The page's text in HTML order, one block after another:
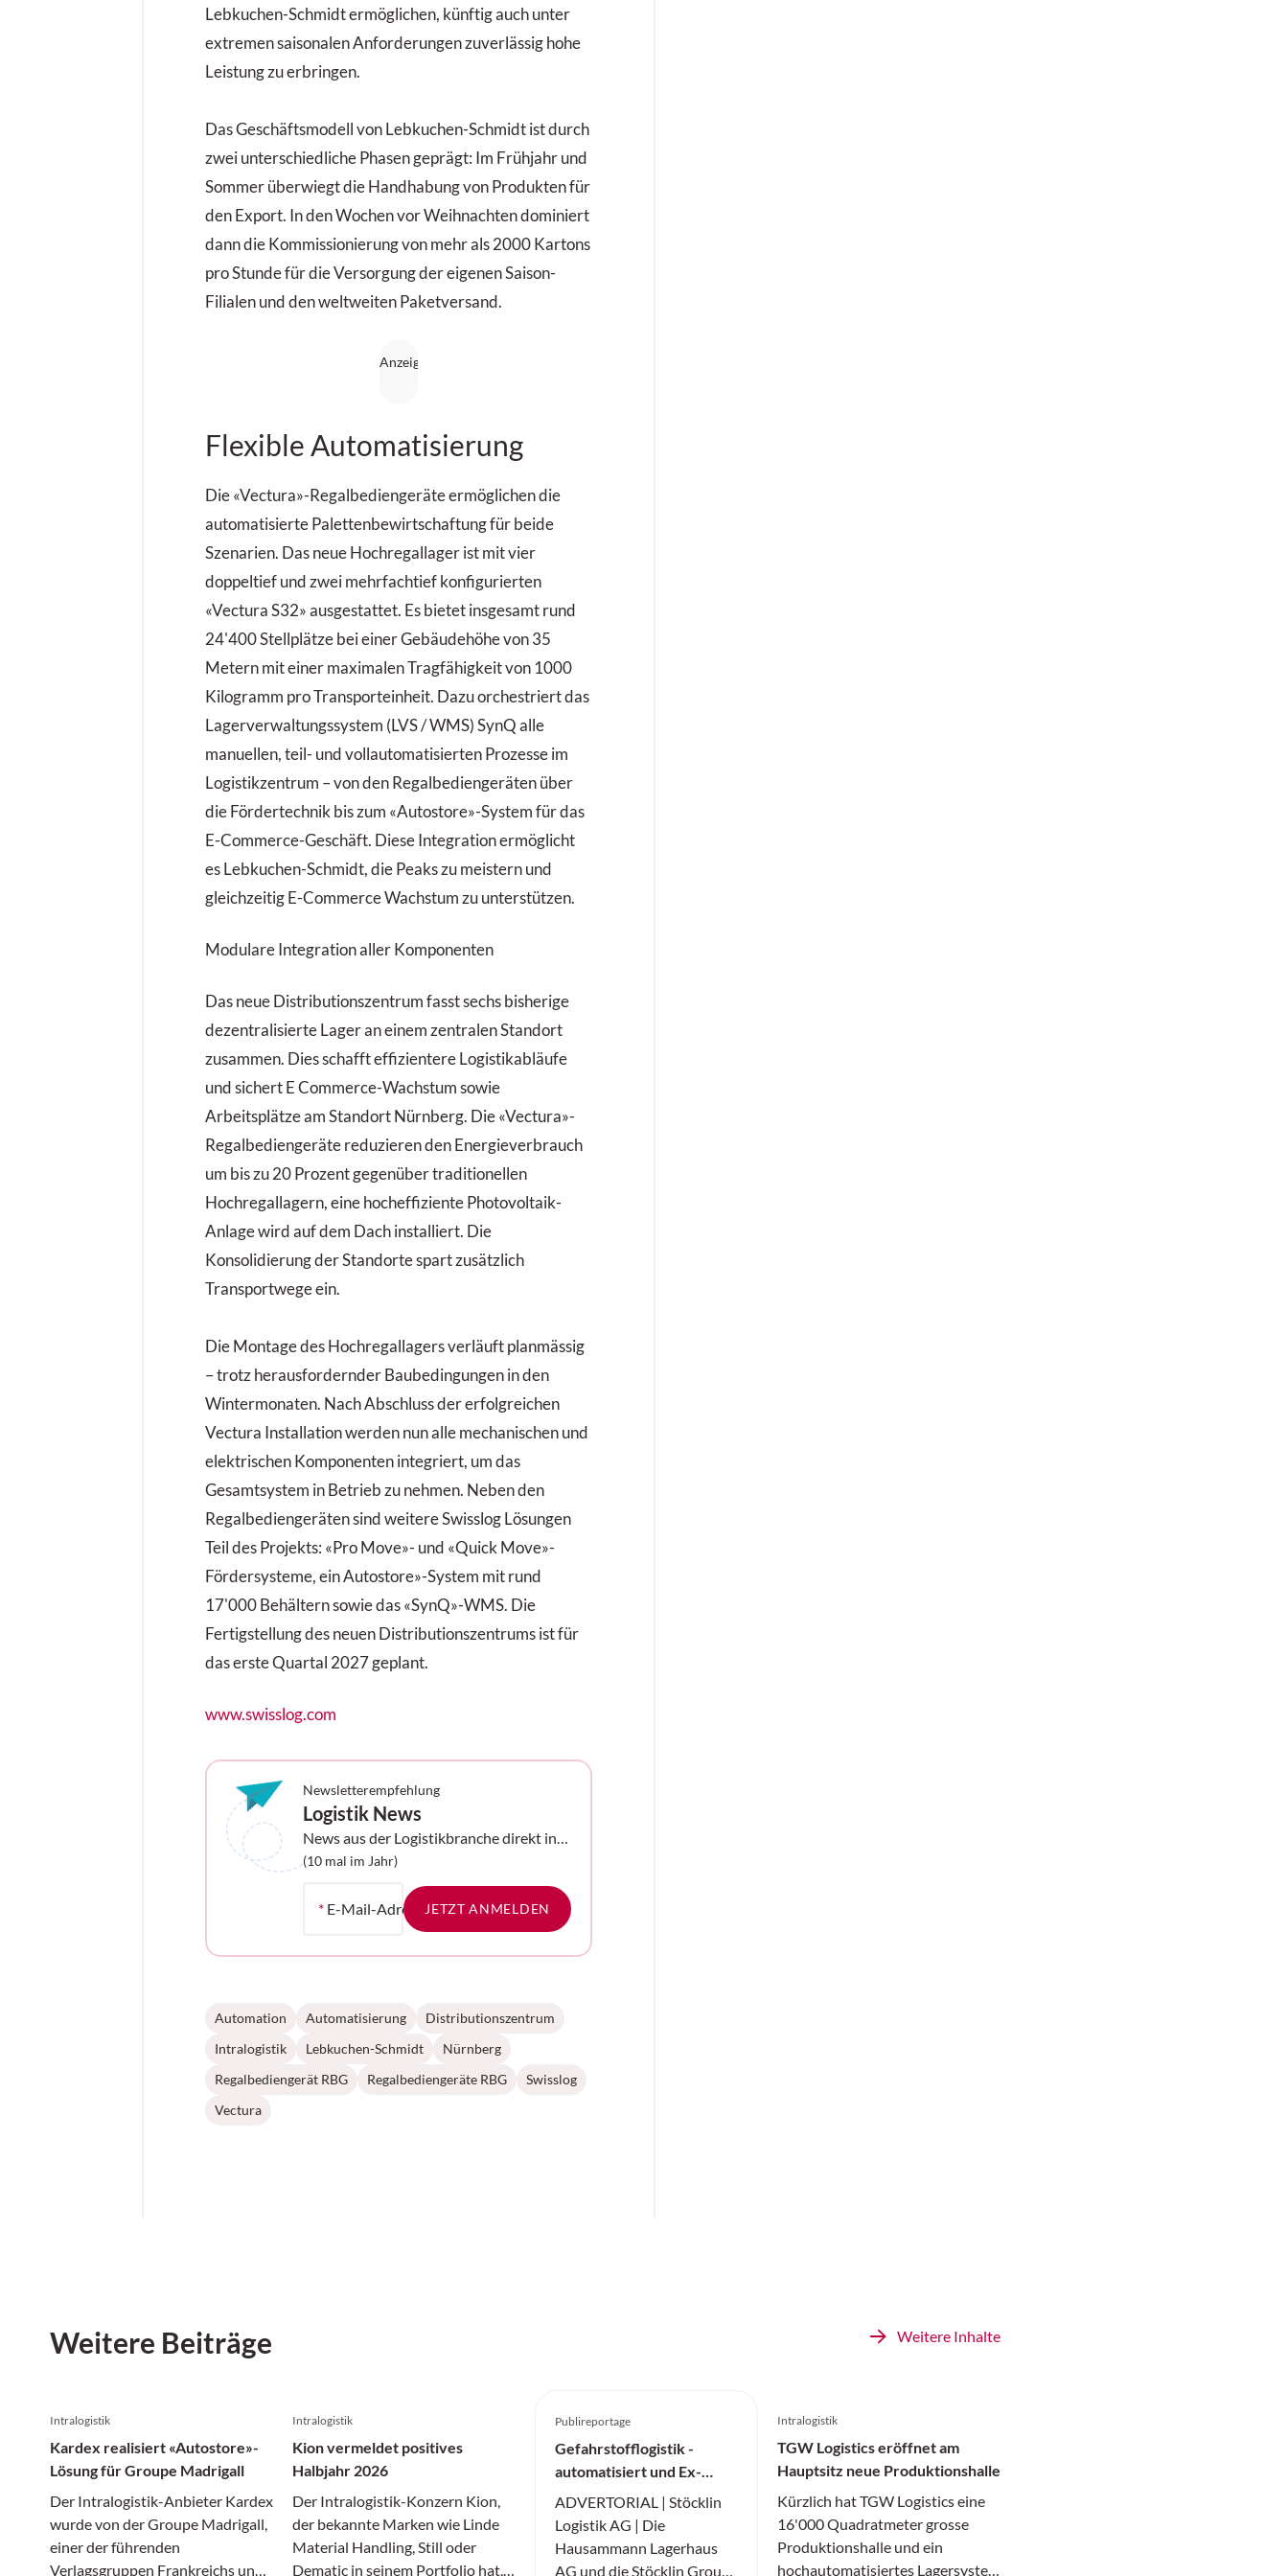
Lebkuchen-Schmidt ermöglichen, künftig auch unter
extremen saisonalen Anforderungen zuverlässig hohe
Leistung zu erbringen.
Das Geschäftsmodell von Lebkuchen-Schmidt ist durch
zwei unterschiedliche Phasen geprägt: Im Frühjahr und
Sommer überwiegt die Handhabung von Produkten für
den Export. In den Wochen vor Weihnachten dominiert
dann die Kommissionierung von mehr als 2000 Kartons
pro Stunde für die Versorgung der eigenen Saison-
Filialen und den weltweiten Paketversand.
Flexible Automatisierung
Die «Vectura»-Regalbediengeräte ermöglichen die
automatisierte Palettenbewirtschaftung für beide
Szenarien. Das neue Hochregallager ist mit vier
doppeltief und zwei mehrfachtief konfigurierten
«Vectura S32» ausgestattet. Es bietet insgesamt rund
24'400 Stellplätze bei einer Gebäudehöhe von 35
Metern mit einer maximalen Tragfähigkeit von 1000
Kilogramm pro Transporteinheit. Dazu orchestriert das
Lagerverwaltungssystem (LVS / WMS) SynQ alle
manuellen, teil- und vollautomatisierten Prozesse im
Logistikzentrum – von den Regalbediengeräten über
die Fördertechnik bis zum «Autostore»-System für das
E-Commerce-Geschäft. Diese Integration ermöglicht
es Lebkuchen-Schmidt, die Peaks zu meistern und
gleichzeitig E-Commerce Wachstum zu unterstützen.
Modulare Integration aller Komponenten
Das neue Distributionszentrum fasst sechs bisherige
dezentralisierte Lager an einem zentralen Standort
zusammen. Dies schafft effizientere Logistikabläufe
und sichert E Commerce-Wachstum sowie
Arbeitsplätze am Standort Nürnberg. Die «Vectura»-
Regalbediengeräte reduzieren den Energieverbrauch
um bis zu 20 Prozent gegenüber traditionellen
Hochregallagern, eine hocheffiziente Photovoltaik-
Anlage wird auf dem Dach installiert. Die
Konsolidierung der Standorte spart zusätzlich
Transportwege ein.
Die Montage des Hochregallagers verläuft planmässig
– trotz herausfordernder Baubedingungen in den
Wintermonaten. Nach Abschluss der erfolgreichen
Vectura Installation werden nun alle mechanischen und
elektrischen Komponenten integriert, um das
Gesamtsystem in Betrieb zu nehmen. Neben den
Regalbediengeräten sind weitere Swisslog Lösungen
Teil des Projekts: «Pro Move»- und «Quick Move»-
Fördersysteme, ein Autostore»-System mit rund
17'000 Behältern sowie das «SynQ»-WMS. Die
Fertigstellung des neuen Distributionszentrums ist für
das erste Quartal 2027 geplant.
www.swisslog.com
Newsletterempfehlung
Logistik News
News aus der Logistikbranche direkt in
Ihrem Postfach
(10 mal im Jahr)
* E-Mail-AdresseJETZT ANMELDEN
Automation Automatisierung
Distributionszentrum
Intralogistik
Lebkuchen-Schmidt
Nürnberg
Regalbediengerät RBG
Regalbediengeräte RBG
Swisslog
Vectura
Weitere Beiträge Weitere Inhalte
Intralogistik
Kardex realisiert «Autostore»-
Lösung für Groupe Madrigall
Der Intralogistik-Anbieter Kardex
wurde von der Groupe Madrigall,
einer der führenden
Verlagsgruppen Frankreichs und
Intralogistik
Kion vermeldet positives
Halbjahr 2026
Der Intralogistik-Konzern Kion,
der bekannte Marken wie Linde
Material Handling, Still oder
Dematic in seinem Portfolio hat,
Publireportage
Gefahrstofflogistik -
automatisiert und Ex-
Schutz-konform
ADVERTORIAL | Stöcklin
Logistik AG | Die
Hausammann Lagerhaus
AG und die Stöcklin Group
Intralogistik
TGW Logistics eröffnet am
Hauptsitz neue Produktionshalle
Kürzlich hat TGW Logistics eine
16'000 Quadratmeter grosse
Produktionshalle und ein
hochautomatisiertes Lagersystem